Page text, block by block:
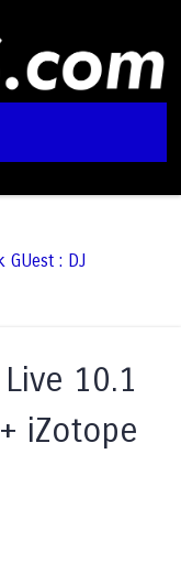
GUest : DJ
10.1
iZotope